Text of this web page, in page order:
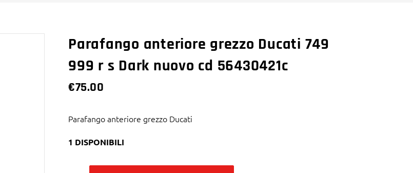
Parafango anteriore grezzo Ducati 749
999 r s Dark nuovo cd 56430421c
€75.00
Parafango anteriore grezzo Ducati
1 DISPONIBILI